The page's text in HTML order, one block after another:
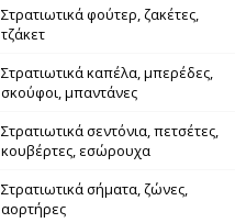
Στρατιωτικά φούτερ, ζακέτες,
τζάκετ
Στρατιωτικά καπέλα, μπερέδες,
σκούφοι, μπαντάνες
Στρατιωτικά σεντόνια, πετσέτες,
κουβέρτες, εσώρουχα
Στρατιωτικά σήματα, ζώνες,
αορτήρες